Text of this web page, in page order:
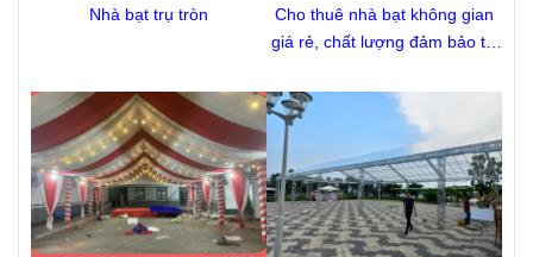
Nhà bạt trụ tròn
Cho thuê nhà bạt không gian
giá rẻ, chất lượng đảm bảo tại